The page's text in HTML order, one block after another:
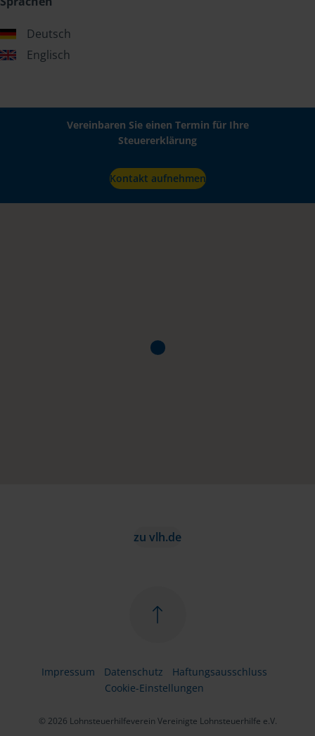
Deutsch
Englisch
Vereinbaren Sie einen Termin für Ihre
Steuererklärung
Kontakt aufnehmen
zu vlh.de
Impressum Datenschutz
Haftungsausschluss
Cookie-Einstellungen
© 2026 Lohnsteuerhilfeverein Vereinigte Lohnsteuerhilfe e.V.